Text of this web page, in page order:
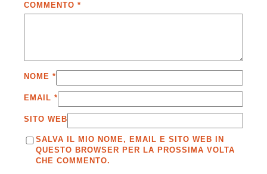
COMMENTO *
NOME *
EMAIL *
SITO WEB
SALVA IL MIO NOME, EMAIL E SITO WEB IN
QUESTO BROWSER PER LA PROSSIMA VOLTA
CHE COMMENTO.